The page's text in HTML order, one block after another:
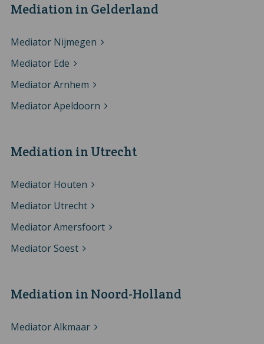
Mediation in Gelderland
Mediator Nijmegen
Mediator Ede
Mediator Arnhem
Mediator Apeldoorn
Mediation in Utrecht
Mediator Houten
Mediator Utrecht
Mediator Amersfoort
Mediator Soest
Mediation in Noord-Holland
Mediator Alkmaar